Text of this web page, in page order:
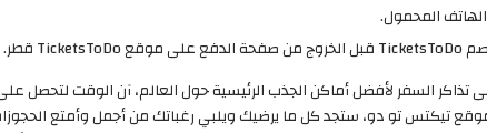
المحمول.
5% على خصومات جنونية على تذاكر السفر لأفضل أماكن الجذب الرئيسية حول العالم، آن
تيكتس تو دو، ستجد كل ما يرضيك ويلبي رغباتك من أجمل وأمتع